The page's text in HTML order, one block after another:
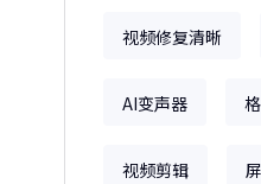
视频修复清晰
AI变声器
视频剪辑